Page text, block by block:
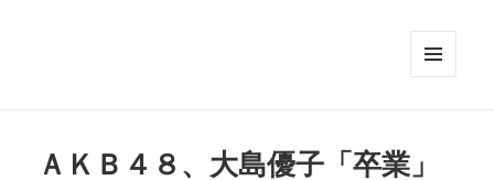
ＡＫＢ４８、大島優子「卒業」